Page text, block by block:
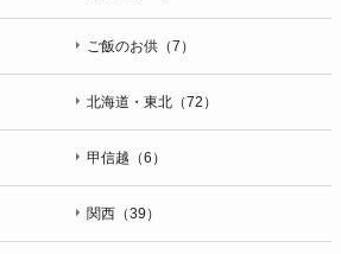
ご飯のお供（7）
北海道・東北（72）
甲信越（6）
関西（39）